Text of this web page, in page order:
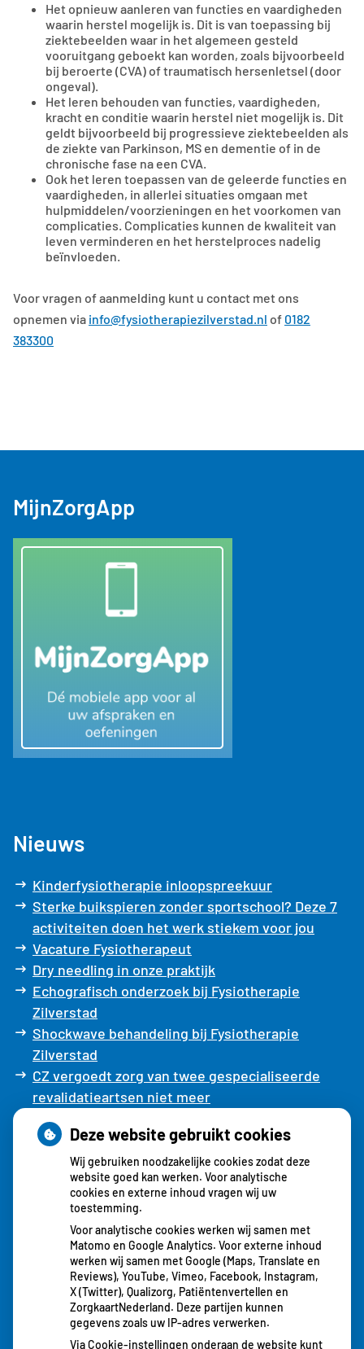
Het opnieuw aanleren van functies en vaardigheden
waarin herstel mogelijk is. Dit is van toepassing bij
ziektebeelden waar in het algemeen gesteld
vooruitgang geboekt kan worden, zoals bijvoorbeeld
bij beroerte (CVA) of traumatisch hersenletsel (door
ongeval).
Het leren behouden van functies, vaardigheden,
kracht en conditie waarin herstel niet mogelijk is. Dit
geldt bijvoorbeeld bij progressieve ziektebeelden als
de ziekte van Parkinson, MS en dementie of in de
chronische fase na een CVA.
Ook het leren toepassen van de geleerde functies en
vaardigheden, in allerlei situaties omgaan met
hulpmiddelen/voorzieningen en het voorkomen van
complicaties. Complicaties kunnen de kwaliteit van
leven verminderen en het herstelproces nadelig
beïnvloeden.
Voor vragen of aanmelding kunt u contact met ons
opnemen via info@fysiotherapiezilverstad.nl of 0182
383300
MijnZorgApp
Nieuws
Kinderfysiotherapie inloopspreekuur
Sterke buikspieren zonder sportschool? Deze 7
activiteiten doen het werk stiekem voor jou
Vacature Fysiotherapeut
Dry needling in onze praktijk
Echografisch onderzoek bij Fysiotherapie
Zilverstad
Shockwave behandeling bij Fysiotherapie
Zilverstad
CZ vergoedt zorg van twee gespecialiseerde
revalidatieartsen niet meer
Alternatief voor uw aanvullende verzekering
Deze website gebruikt cookies
Wij gebruiken noodzakelijke cookies zodat deze
website goed kan werken. Voor analytische
cookies en externe inhoud vragen wij uw
toestemming.
Voor analytische cookies werken wij samen met
Matomo en Google Analytics. Voor externe inhoud
werken wij samen met Google (Maps, Translate en
Reviews), YouTube, Vimeo, Facebook, Instagram,
X (Twitter), Qualizorg, Patiëntenvertellen en
ZorgkaartNederland. Deze partijen kunnen
gegevens zoals uw IP-adres verwerken.
Via Cookie-instellingen onderaan de website kunt